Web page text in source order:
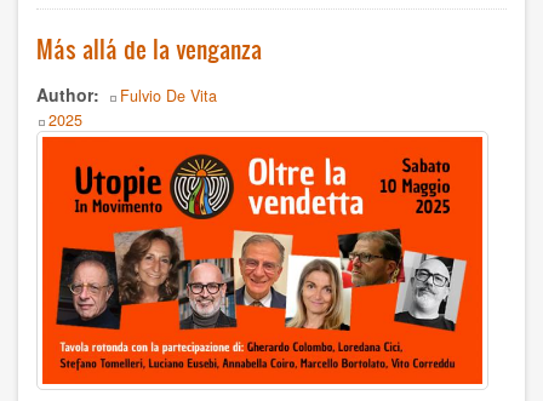
en
X
Internacional
Centro
Mundial
de
Estudios
Humanistas
–
CMEH
Más allá de la venganza
Author Fulvio De Vita
Year
2025